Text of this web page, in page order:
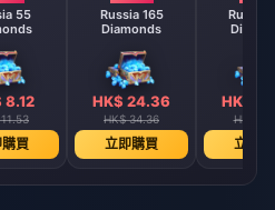
55
8.12
買
Russia 165
Diamonds
HK$ 24.36
HK$ 34.36
立即購買
Russia
HK$
HK$
立即